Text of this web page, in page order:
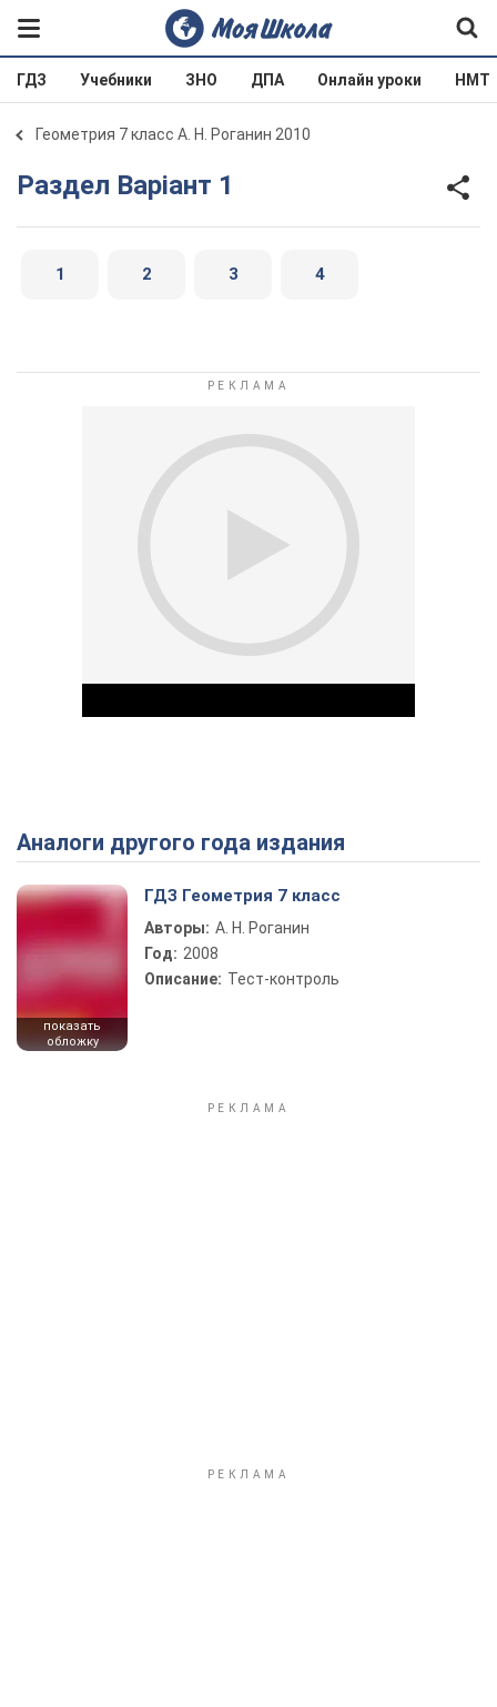
ГДЗ Учебники ЗНО ДПА Онлайн уроки НМТ
Геометрия 7 класс А. Н. Роганин 2010
Раздел Варіант 1
1 2 3 4
Play Video
Аналоги другого года издания
показать
обложку
ГДЗ Геометрия 7 класс
Авторы: А. Н. Роганин
Год: 2008
Описание: Тест-контроль